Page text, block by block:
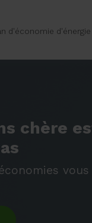
d'économie d'énergie
chère
vous